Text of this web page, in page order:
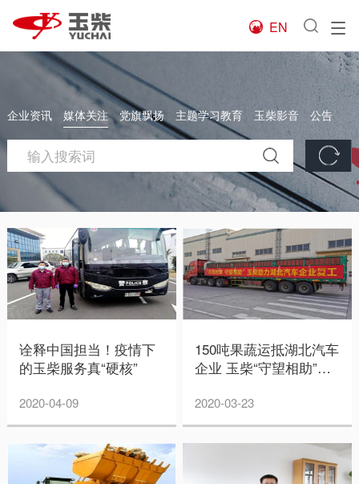

EN
企业资讯 媒体关注 党旗飘扬 主题学习教育 玉柴影音 公告
诠释中国担当！疫情下
的玉柴服务真“硬核”
2020-04-09
150吨果蔬运抵湖北汽车
企业 玉柴“守望相助”为
2020-03-23